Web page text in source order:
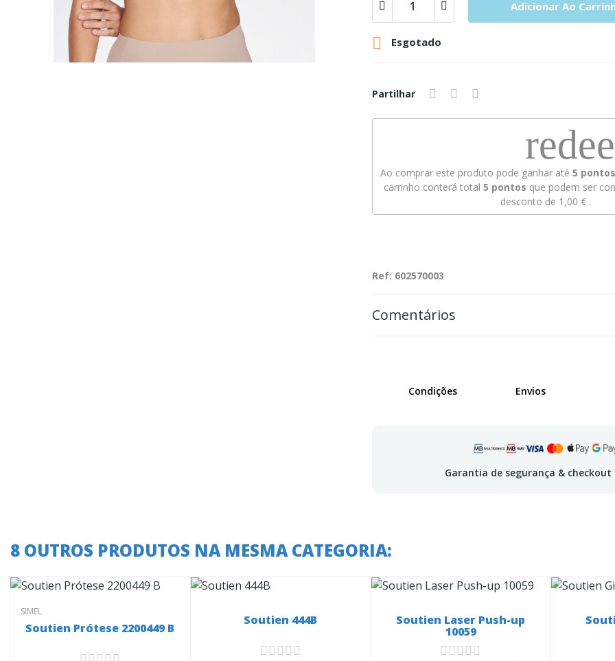
Adicionar Ao
 Esgotado
Partilhar
Ao comprar este produto pode ganhar até 5
carrinho conterá total 5 pontos que podem ser
desconto de 1,00 € .
Ref: 602570003
Comentários
Condições Envios
Garantia de segurança & checkout
8 OUTROS PRODUTOS NA MESMA CATEGORIA:
SIMEL
Soutien Prótese 2200449 B
Soutien 444B Soutien Laser Push-up
10059